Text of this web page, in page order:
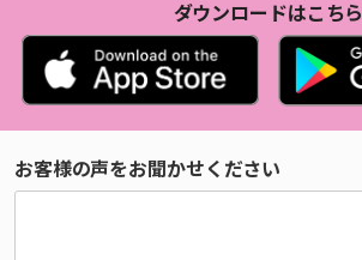
ダウンロードはこちら
お客様の声をお聞かせください